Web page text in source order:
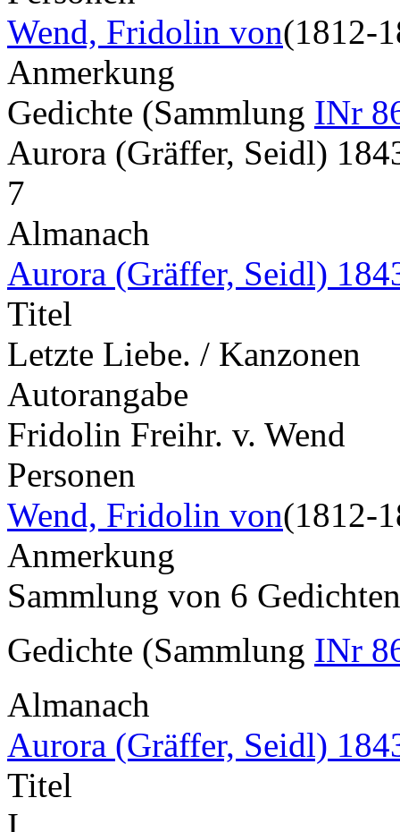
Wend, Fridolin von(1812-
Anmerkung
Gedichte (Sammlung INr
Aurora (Gräffer, Seidl)
7
Almanach
Aurora (Gräffer, Seidl)
Titel
Letzte Liebe. / Kanzonen
Autorangabe
Fridolin Freihr. v. Wend
Personen
Wend, Fridolin von(1812-
Anmerkung
Sammlung von 6
Gedichte (Sammlung INr
Almanach
Aurora (Gräffer, Seidl)
Titel